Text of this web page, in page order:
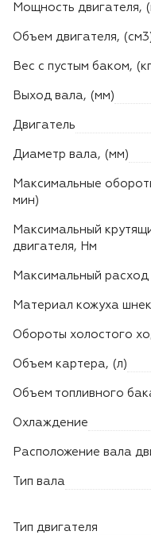
Моющие аппараты
Мощность двигателя,
Объем двигателя,
Вес с пустым баком,
Выход вала, (мм)
Двигатель
Диаметр вала, (мм)
Максимальные
мин)
Максимальный
двигателя, Нм
Максимальный
Материал кожуха
Обороты холостого
Объем картера, (л)
Объем топливного
Охлаждение
Расположение вала
Тип вала
Тип двигателя